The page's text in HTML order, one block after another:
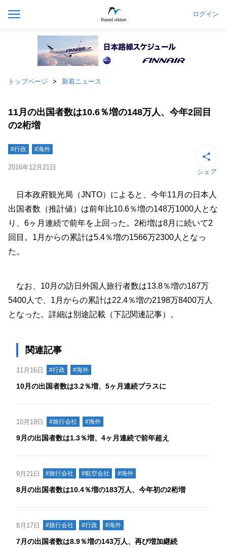
ログイン
トップページ 新着ニュース
11月の出国者数は10.6％増の148万人、今年2回目
の2桁増
#行政 #海外
2016年12月21日
シェア
日本政府観光局（JNTO）によると、今年11月の日本人
出国者数（推計値）は前年比10.6％増の148万1000人とな
り、6ヶ月連続で前年を上回った。2桁増は8月に続いて2
回目。1月からの累計は5.4％増の1566万2300人となっ
た。
なお、10月の訪日外国人旅行者数は13.8％増の187万
5400人で、1月からの累計は22.4％増の2198万8400万人
となった。詳細は別途記載（下記関連記事）。
関連記事
11月16日 #行政 #海外
10月の出国者数は3.2％増、5ヶ月連続プラスに
10月19日 #旅行会社 #海外
9月の出国者数は1.3％増、4ヶ月連続で前年超え
9月21日 #旅行会社 #航空会社 #海外
8月の出国者数は10.4％増の183万人、今年初の2桁増
8月17日 #旅行会社 #行政 #海外
7月の出国者数は8.9％増の143万人、再び増加継続